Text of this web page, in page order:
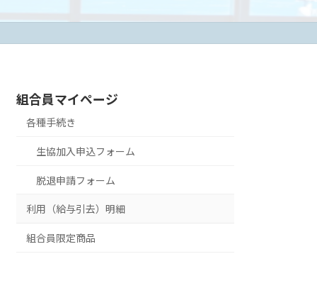
組合員マイページ
各種手続き
生協加入申込フォーム
脱退申請フォーム
利用（給与引去）明細
組合員限定商品